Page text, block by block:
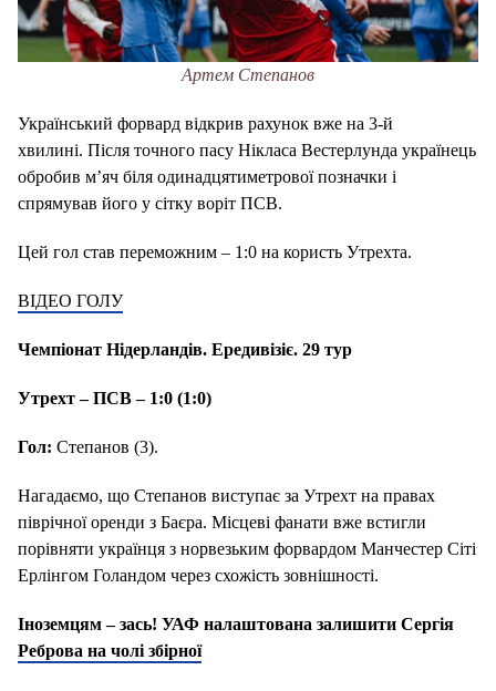
Артем Степанов
Український форвард відкрив рахунок вже на 3-й
хвилині. Після точного пасу Нікласа Вестерлунда українець
обробив м’яч біля одинадцятиметрової позначки і
спрямував його у сітку воріт ПСВ.
Цей гол став переможним – 1:0 на користь Утрехта.
ВІДЕО ГОЛУ
Чемпіонат Нідерландів. Ередивізіє. 29 тур
Утрехт – ПСВ – 1:0 (1:0)
Гол: Степанов (3).
Нагадаємо, що Степанов виступає за Утрехт на правах
піврічної оренди з Баєра. Місцеві фанати вже встигли
порівняти українця з норвезьким форвардом Манчестер Сіті
Ерлінгом Голандом через схожість зовнішності.
Іноземцям – зась! УАФ налаштована залишити Сергія
Реброва на чолі збірної